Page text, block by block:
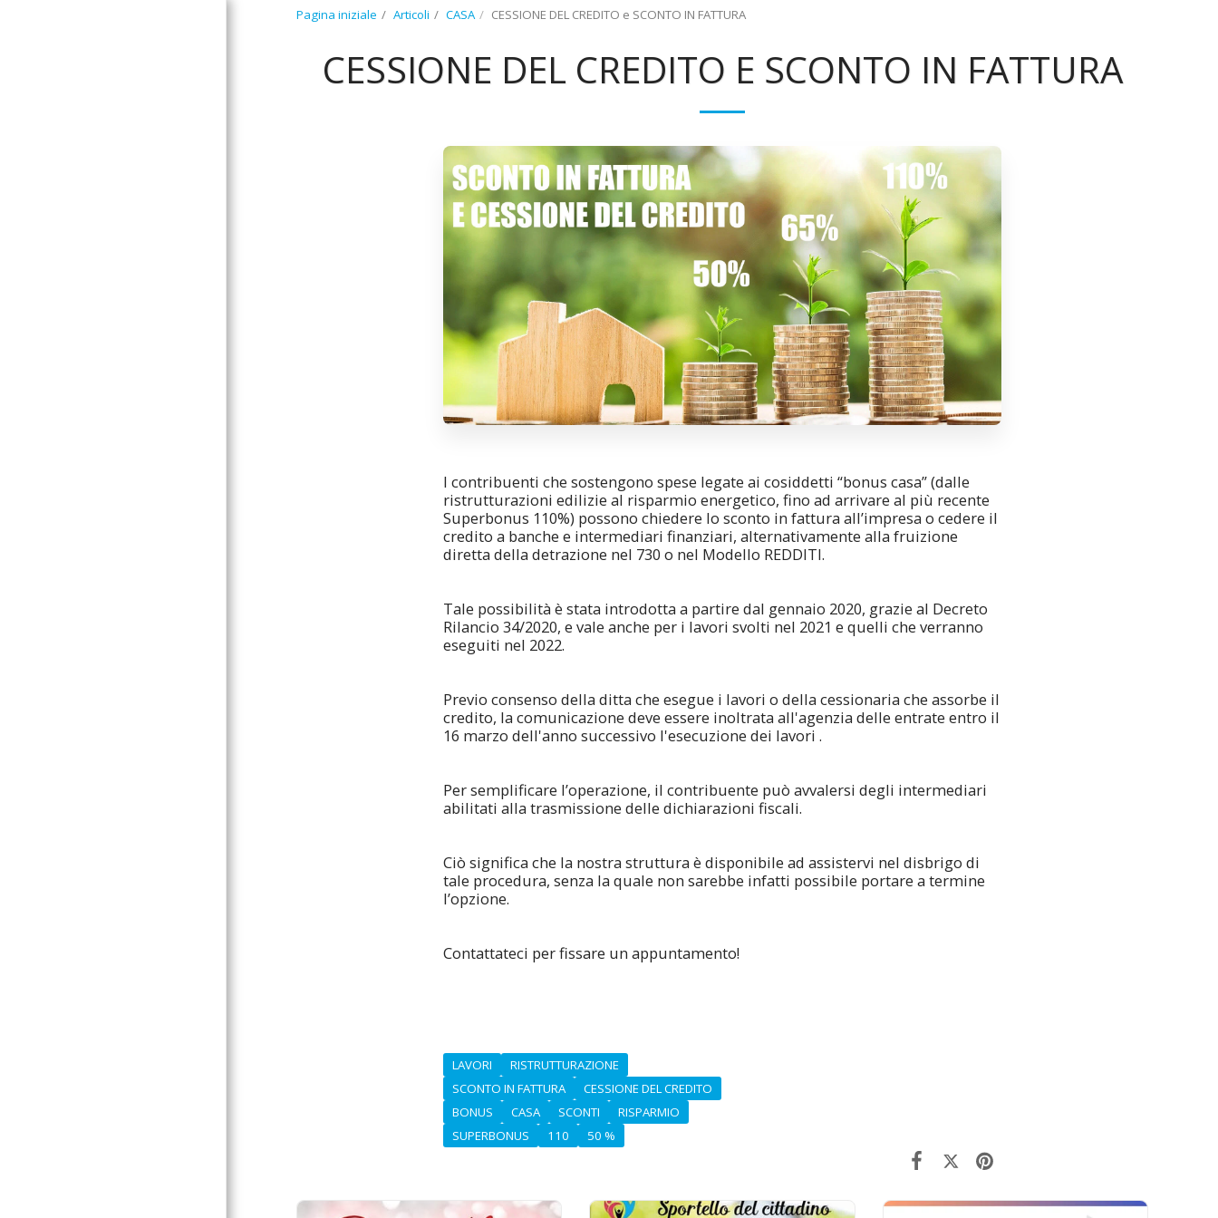
Pagina iniziale Articoli CASA CESSIONE DEL CREDITO e SCONTO IN FATTURA
CESSIONE DEL CREDITO E SCONTO IN FATTURA
I contribuenti che sostengono spese legate ai cosiddetti “bonus casa” (dalle
ristrutturazioni edilizie al risparmio energetico, fino ad arrivare al più recente
Superbonus 110%) possono chiedere lo sconto in fattura all’impresa o cedere il
credito a banche e intermediari finanziari, alternativamente alla fruizione
diretta della detrazione nel 730 o nel Modello REDDITI.
Tale possibilità è stata introdotta a partire dal gennaio 2020, grazie al Decreto
Rilancio 34/2020, e vale anche per i lavori svolti nel 2021 e quelli che verranno
eseguiti nel 2022.
Previo consenso della ditta che esegue i lavori o della cessionaria che assorbe il
credito, la comunicazione deve essere inoltrata all'agenzia delle entrate entro il
16 marzo dell'anno successivo l'esecuzione dei lavori .
Per semplificare l’operazione, il contribuente può avvalersi degli intermediari
abilitati alla trasmissione delle dichiarazioni fiscali.
Ciò significa che la nostra struttura è disponibile ad assistervi nel disbrigo di
tale procedura, senza la quale non sarebbe infatti possibile portare a termine
l’opzione.
Contattateci per fissare un appuntamento!
LAVORI
RISTRUTTURAZIONE
SCONTO IN FATTURA
CESSIONE DEL CREDITO
BONUS
CASA SCONTI
RISPARMIO
SUPERBONUS
110 50 %